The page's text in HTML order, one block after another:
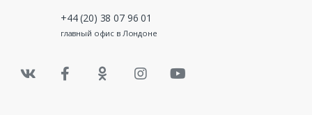
+44 (20) 38 07 96 01
главный офис в Лондоне